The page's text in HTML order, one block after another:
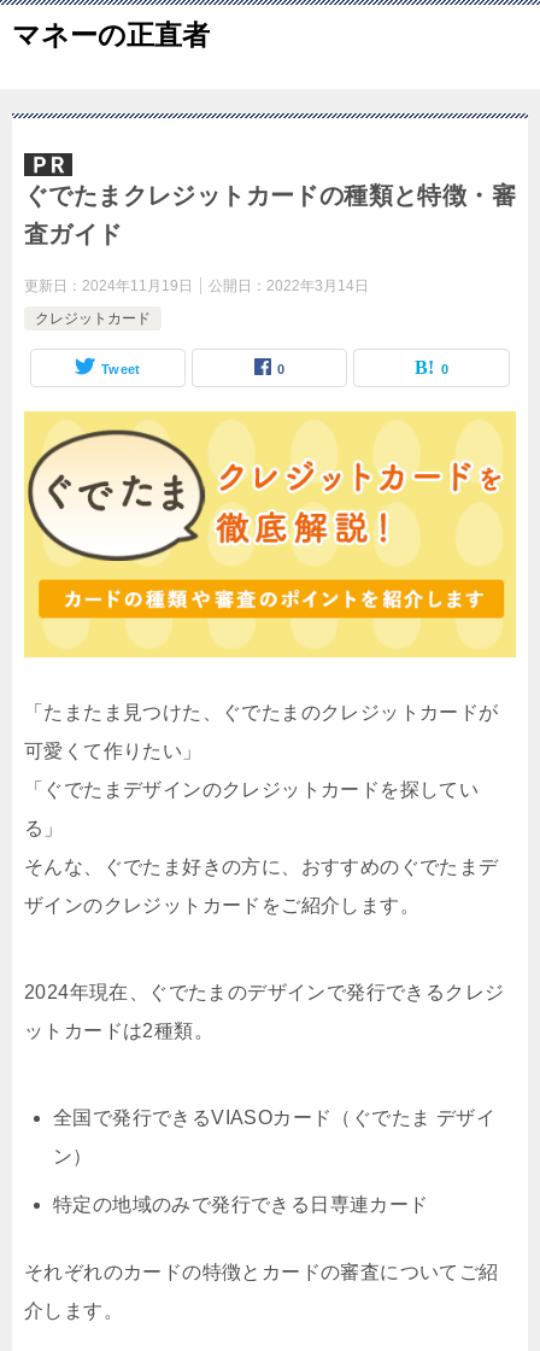
マネーの正直者
ぐでたまクレジットカードの種類と特徴・審
査ガイド
更新日： 2024年11月19日 公開日： 2022年3月14日
クレジットカード
Tweet 0 0
「たまたま見つけた、ぐでたまのクレジットカードが
可愛くて作りたい」
「ぐでたまデザインのクレジットカードを探してい
る」
そんな、ぐでたま好きの方に、おすすめのぐでたまデ
ザインのクレジットカードをご紹介します。
2024年現在、ぐでたまのデザインで発行できるクレジ
ットカードは2種類。
全国で発行できるVIASOカード（ぐでたま デザイ
ン）
特定の地域のみで発行できる日専連カード
それぞれのカードの特徴とカードの審査についてご紹
介します。